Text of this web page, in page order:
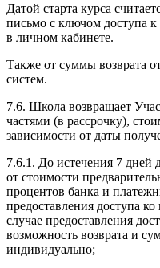
Датой старта курса
письмо с ключом доступа к
в личном кабинете.
Также от суммы возврата
систем.
7.6. Школа возвращает
частями (в рассрочку),
зависимости от даты
7.6.1. До истечения 7 дней
от стоимости
процентов банка и
предоставления доступа
случае предоставления
возможность возврата и
индивидуально;